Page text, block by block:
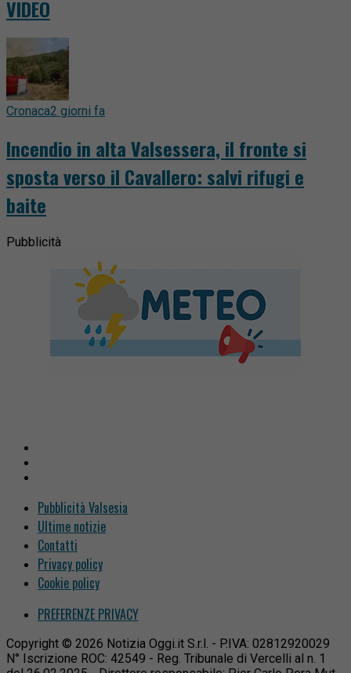
VIDEO
Cronaca2 giorni fa
Incendio in alta Valsessera, il fronte si
sposta verso il Cavallero: salvi rifugi e
baite
Pubblicità
Pubblicità Valsesia
Ultime notizie
Contatti
Privacy policy
Cookie policy
PREFERENZE PRIVACY
Copyright © 2026 Notizia Oggi.it S.r.l. - P.IVA: 02812920029
N° Iscrizione ROC: 42549 - Reg. Tribunale di Vercelli al n. 1